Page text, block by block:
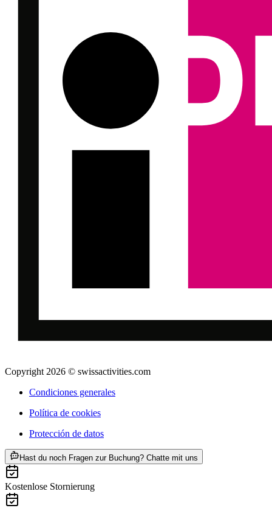
Copyright 2026 © swissactivities.com
Condiciones generales
Política de cookies
Protección de datos
Hast du noch Fragen zur Buchung? Chatte mit uns
Kostenlose Stornierung